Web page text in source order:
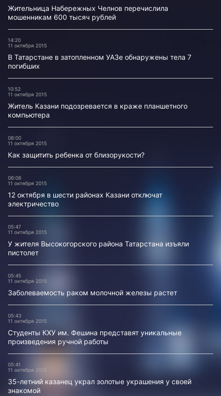
Жительница Набережных Челнов перечислила
мошенникам 600 тысяч рублей
14:20
11 октября 2015
В Татарстане в затопленном УАЗе обнаружены тела 7
погибших
10:52
11 октября 2015
Житель Казани подозревается в краже планшетного
компьютера
08:00
11 октября 2015
Как защитить ребенка от близорукости?
06:06
11 октября 2015
12 октября в шести районах Казани отключат
электричество
05:47
11 октября 2015
У жителя Высокогорского района Татарстана изъяли
пистолет
05:45
11 октября 2015
Заболеваемость раком молочной железы растет
05:43
11 октября 2015
Студенты КХУ им. Фешина представят уникальные
произведения ручной работы
05:41
11 октября 2015
35-летний казанец украл золотые украшения у своей
знакомой